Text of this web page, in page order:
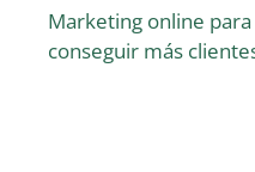
Marketing online
conseguir más